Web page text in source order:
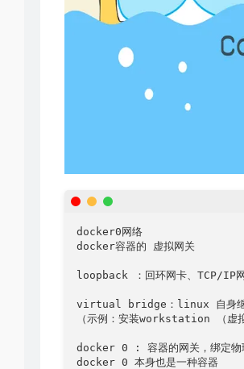
docker0网络
docker容器的 虚拟网关
loopback ：回环网卡、TCP/IP
virtual bridge：linux 自身继承了
（示例：安装workstation （虚
docker 0 : 容器的网关，绑定物
docker 0 本身也是一种容器